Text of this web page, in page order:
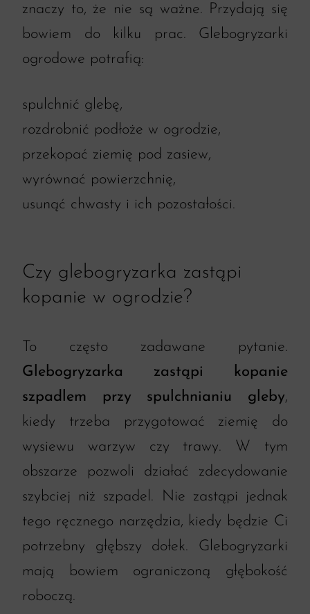
znaczy to, że nie są ważne. Przydają się
bowiem do kilku prac. Glebogryzarki
ogrodowe potrafią:
spulchnić glebę,
rozdrobnić podłoże w ogrodzie,
przekopać ziemię pod zasiew,
wyrównać powierzchnię,
usunąć chwasty i ich pozostałości.
Czy glebogryzarka zastąpi
kopanie w ogrodzie?
To często zadawane pytanie.
Glebogryzarka zastąpi kopanie
szpadlem przy spulchnianiu gleby,
kiedy trzeba przygotować ziemię do
wysiewu warzyw czy trawy. W tym
obszarze pozwoli działać zdecydowanie
szybciej niż szpadel. Nie zastąpi jednak
tego ręcznego narzędzia, kiedy będzie Ci
potrzebny głębszy dołek. Glebogryzarki
mają bowiem ograniczoną głębokość
roboczą.